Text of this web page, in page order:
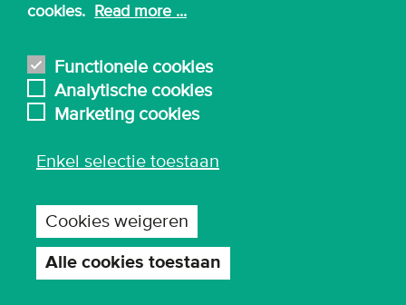
cookies. Read more ...
Functionele cookies
Analytische cookies
Marketing cookies
Enkel selectie toestaan
Cookies weigeren
Alle cookies toestaan
© 2026 - Karel de Grote Hogeschool
Privacy-instellingen